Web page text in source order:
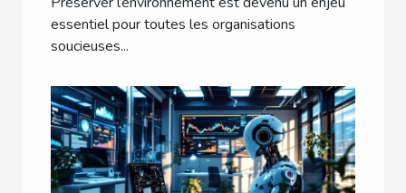
essentiel pour toutes les organisations
soucieuses...